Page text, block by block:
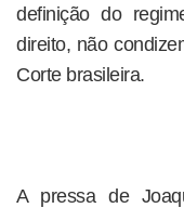
definição do
direito, não
Corte brasileira.
A pressa de